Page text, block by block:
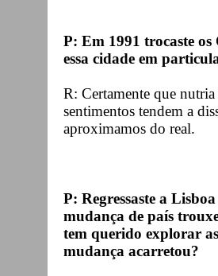
P: Em 1991 trocaste
essa cidade em
R: Certamente que
sentimentos tendem a
aproximamos do real.
P: Regressaste a
mudança de país
tem querido explorar
mudança acarretou?